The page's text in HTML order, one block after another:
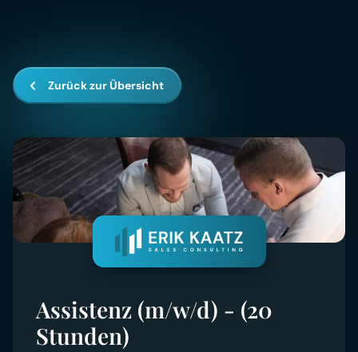
Zurück zur Übersicht
Assistenz (m/w/d) - (20
Stunden)